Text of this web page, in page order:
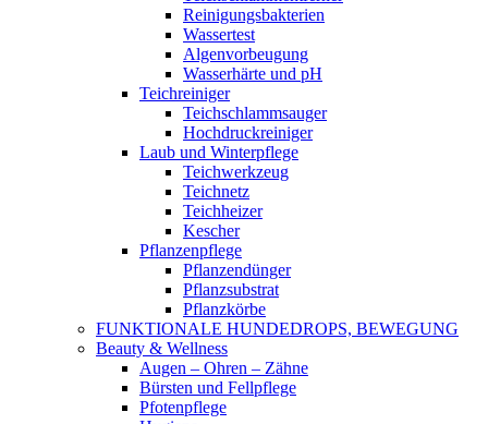
Reinigungsbakterien
Wassertest
Algenvorbeugung
Wasserhärte und pH
Teichreiniger
Teichschlammsauger
Hochdruckreiniger
Laub und Winterpflege
Teichwerkzeug
Teichnetz
Teichheizer
Kescher
Pflanzenpflege
Pflanzendünger
Pflanzsubstrat
Pflanzkörbe
FUNKTIONALE HUNDEDROPS, BEWEGUNG
Beauty & Wellness
Augen – Ohren – Zähne
Bürsten und Fellpflege
Pfotenpflege